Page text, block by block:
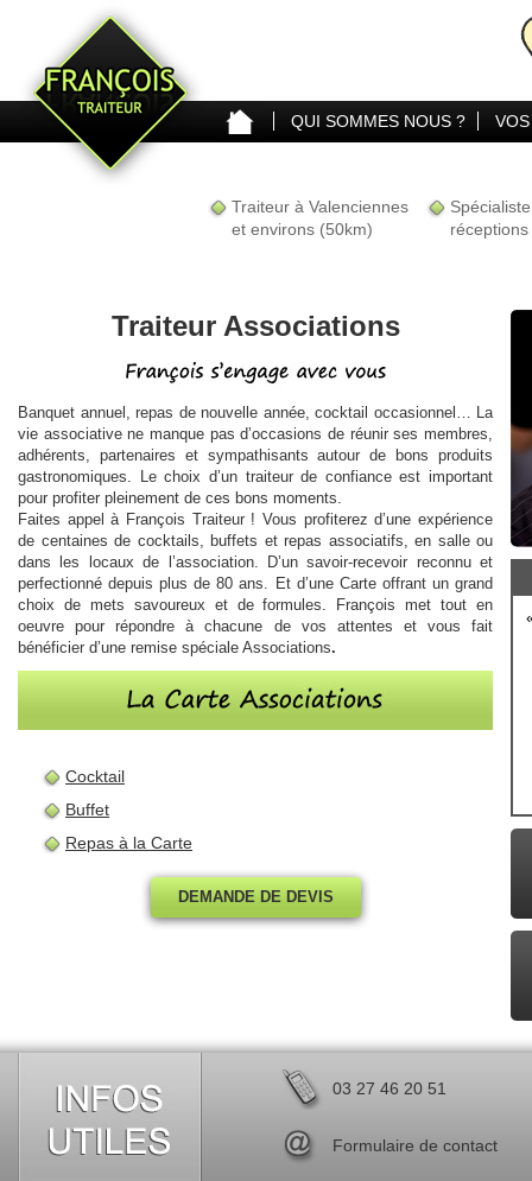
QUI SOMMES NOUS ?
Traiteur à Valenciennes
et environs (50km)
Traiteur Associations
Banquet annuel, repas de nouvelle année, cocktail occasionnel… La
vie associative ne manque pas d’occasions de réunir ses membres,
adhérents, partenaires et sympathisants autour de bons produits
gastronomiques. Le choix d’un traiteur de confiance est important
pour profiter pleinement de ces bons moments.
Faites appel à François Traiteur ! Vous profiterez d’une expérience
de centaines de cocktails, buffets et repas associatifs, en salle ou
dans les locaux de l’association. D’un savoir-recevoir reconnu et
perfectionné depuis plus de 80 ans. Et d’une Carte offrant un grand
choix de mets savoureux et de formules. François met tout en
oeuvre pour répondre à chacune de vos attentes et vous fait
bénéficier d’une remise spéciale Associations.
Cocktail
Buffet
Repas à la Carte
DEMANDE DE DEVIS
03 27 46 20 51
Formulaire de contact